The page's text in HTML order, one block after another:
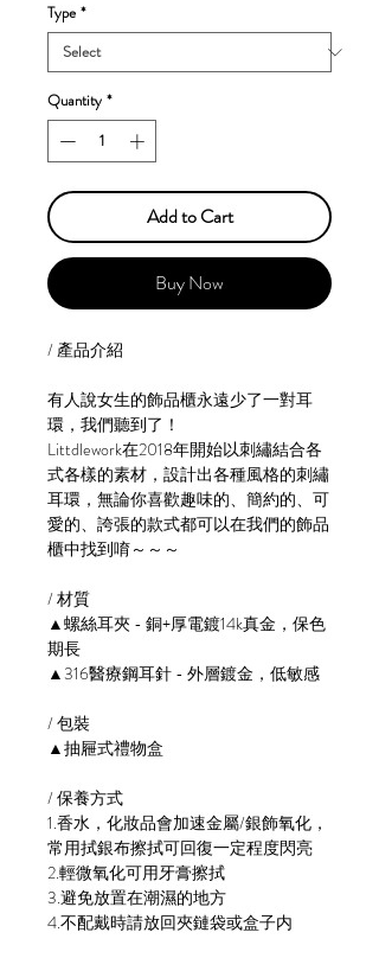
Type *
Quantity *
Add to Cart
Buy Now
/ 產品介紹
有人說女生的飾品櫃永遠少了一對耳
環，我們聽到了！
Littdlework在2018年開始以刺繡結合各
式各樣的素材，設計出各種風格的刺繡
耳環，無論你喜歡趣味的、簡約的、可
愛的、誇張的款式都可以在我們的飾品
櫃中找到唷～～～
/ 材質
▲螺絲耳夾 - 銅+厚電鍍14k真金，保色
期長
▲316醫療鋼耳針 - 外層鍍金，低敏感
/ 包裝
▲抽屜式禮物盒
/ 保養方式
1.香水，化妝品會加速金屬/銀飾氧化，
常用拭銀布擦拭可回復一定程度閃亮
2.輕微氧化可用牙膏擦拭
3.避免放置在潮濕的地方
4.不配戴時請放回夾鏈袋或盒子内